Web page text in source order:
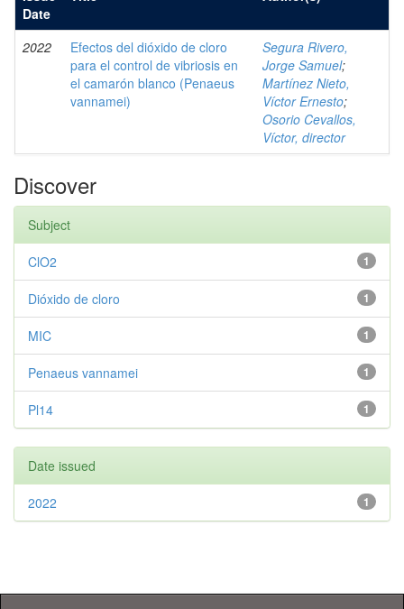
Date
2022
Efectos del dióxido de cloro
para el control de vibriosis en
el camarón blanco (Penaeus
vannamei)
Segura Rivero,
Jorge Samuel;
Martínez Nieto,
Víctor Ernesto;
Osorio Cevallos,
Víctor, director
Discover
Subject
1
ClO2
1
Dióxido de cloro
1
MIC
1
Penaeus vannamei
1
Pl14
Date issued
1
2022